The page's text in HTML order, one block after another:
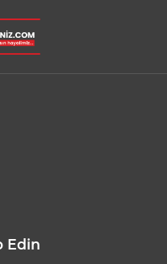
OTOPARKI
HİZMETE AÇILIYOR
KUPASINI
Edin